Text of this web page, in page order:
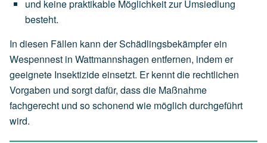
und keinepraktikable Möglichkeitzur Umsiedlung
besteht.
In diesen Fällen kann der Schädlingsbekämpfer ein
Wespennest in Wattmannshagen entfernen, indem er
geeignete Insektizide einsetzt. Er kennt die rechtlichen
Vorgaben und sorgt dafür, dass die Maßnahme
fachgerecht und so schonend wie möglich durchgeführt
wird.